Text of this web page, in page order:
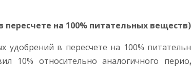
на 100% питательных веществ)
в пересчете на 100%
10% относительно аналогичного